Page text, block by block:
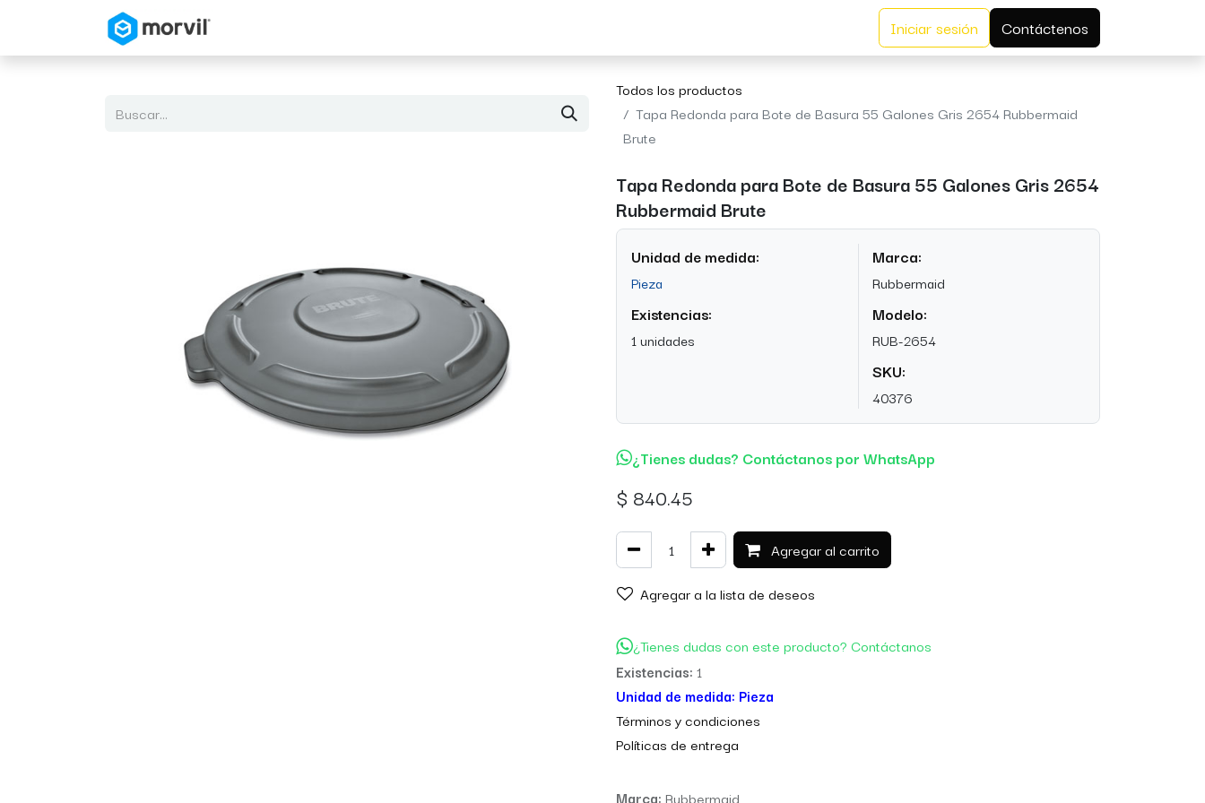
Iniciar sesión Contáctenos
Todos los productos
Tapa Redonda para Bote de Basura 55 Galones Gris 2654 Rubbermaid
Brute
Tapa Redonda para Bote de Basura 55 Galones Gris 2654
Rubbermaid Brute
Unidad de medida:
Pieza
Existencias:
1 unidades
Marca:
Rubbermaid
Modelo:
RUB-2654
SKU:
40376
¿Tienes dudas? Contáctanos por WhatsApp
$ 840.45
Agregar al carrito
Agregar a la lista de deseos
¿Tienes dudas con este producto? Contáctanos
Existencias: 1
Unidad de medida: Pieza
Términos y condiciones
Políticas de entrega
Marca: Rubbermaid